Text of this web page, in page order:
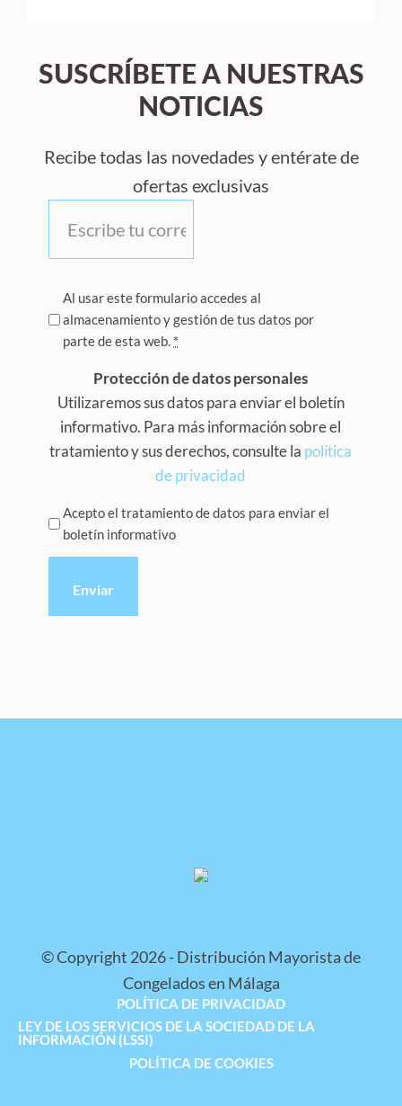
SUSCRÍBETE A NUESTRAS
NOTICIAS
Recibe todas las novedades y entérate de
ofertas exclusivas
Privacidad
*
Al usar este formulario accedes al
almacenamiento y gestión de tus datos por
parte de esta web. *
Protección de datos personales
Utilizaremos sus datos para enviar el boletín
informativo. Para más información sobre el
tratamiento y sus derechos, consulte la política
de privacidad
Privacidad
Acepto el tratamiento de datos para enviar el
boletín informativo
© Copyright 2026 - Distribución Mayorista de
Congelados en Málaga
POLÍTICA DE PRIVACIDAD
LEY DE LOS SERVICIOS DE LA SOCIEDAD DE LA
INFORMACIÓN (LSSI)
POLÍTICA DE COOKIES